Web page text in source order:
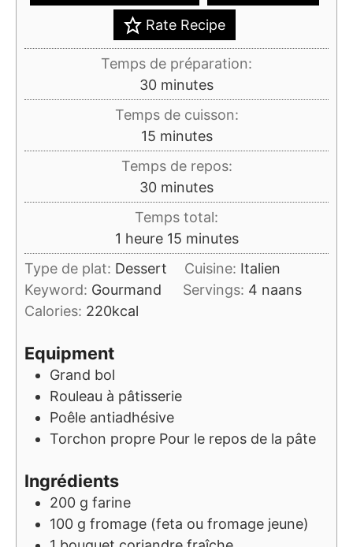
Rate Recipe
Temps de préparation:
30minutes
minutes
Temps de cuisson:
15minutes
minutes
Temps de repos:
30minutes
minutes
Temps total:
1 heure
heure 15minutes
minutes
Type de plat: Dessert Cuisine: Italien
Keyword: Gourmand Servings: 4 naans
Calories: 220kcal
Equipment
Grand bol
Rouleau à pâtisserie
Poêle antiadhésive
Torchon propre Pour le repos de la pâte
Ingrédients
200 g farine
100 g fromage (feta ou fromage jeune)